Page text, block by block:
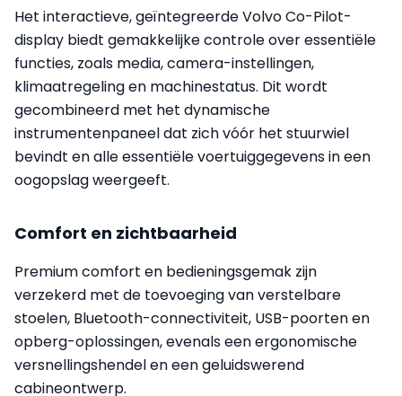
Het interactieve, geïntegreerde Volvo Co-Pilot-
display biedt gemakkelijke controle over essentiële
functies, zoals media, camera-instellingen,
klimaatregeling en machinestatus. Dit wordt
gecombineerd met het dynamische
instrumentenpaneel dat zich vóór het stuurwiel
bevindt en alle essentiële voertuiggegevens in een
oogopslag weergeeft.
Comfort en zichtbaarheid
Premium comfort en bedieningsgemak zijn
verzekerd met de toevoeging van verstelbare
stoelen, Bluetooth-connectiviteit, USB-poorten en
opberg-oplossingen, evenals een ergonomische
versnellingshendel en een geluidswerend
cabineontwerp.